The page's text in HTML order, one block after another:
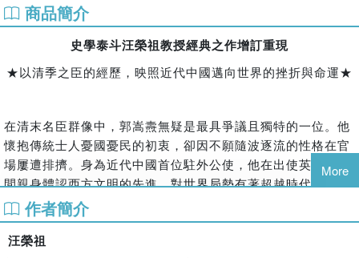
史學名家汪榮祖教授，透過地毯式挖掘郭嵩燾長達數十萬字的
私密日記，帶領我們穿透外交奏摺的冰冷文字，走進這位晚清
士大夫最真實、最痛苦也最清醒的內心世界。
這裡有他與左宗棠翻臉的憤懣，有他與曾國藩姻親間的微妙張
最佳契機的悲劇縮影。
三十三年後經典再版，內容與史料全面增補。如果您想讀懂晚
清，就不能錯過這位最寂寞的先行者。
商品簡介
史學泰斗汪榮祖教授經典之作增訂重現
★以清季之臣的經歷，映照近代中國邁向世界的挫折與命運★
在清末名臣群像中，郭嵩燾無疑是最具爭議且獨特的一位。他
懷抱傳統士人憂國憂民的初衷，卻因不願隨波逐流的性格在官
場屢遭排擠。身為近代中國首位駐外公使，他在出使英、法期
間親身體認西方文明的先進，對世界局勢有著超越時代的精確
洞察；然而，這些真知灼見卻不容於當世，使其在誤解與毀謗
中，成為一名寂寞的先知。
郭嵩燾的一生，正是近代中國命運的縮影。年過半百出任使
More
作者簡介
汪榮祖